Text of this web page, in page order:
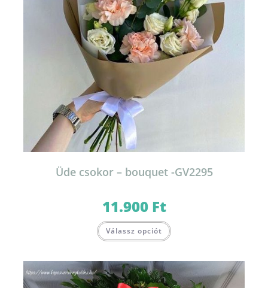
Üde csokor – bouquet -GV2295
11.900 Ft
Válassz opciót